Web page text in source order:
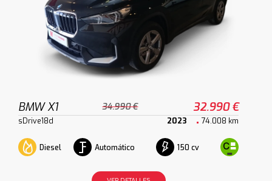
BMW X1 34.990 € 32.990 €
sDrive18d 2023 74.008 km
Diesel Automático 150 cv